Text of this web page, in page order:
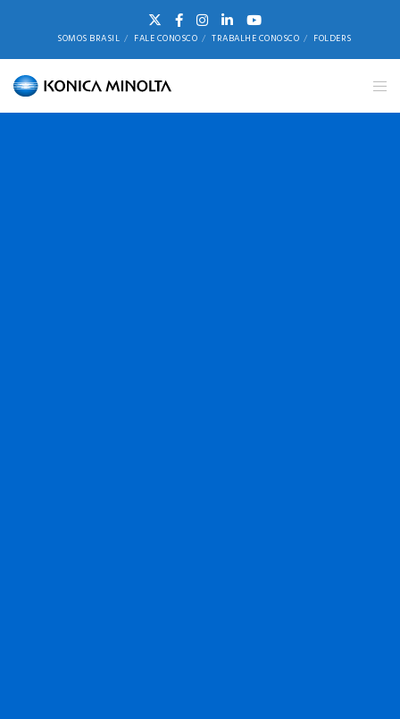
SOMOS BRASIL FALE CONOSCO TRABALHE CONOSCO FOLDERS